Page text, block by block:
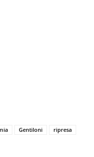
Gentiloni
ripresa